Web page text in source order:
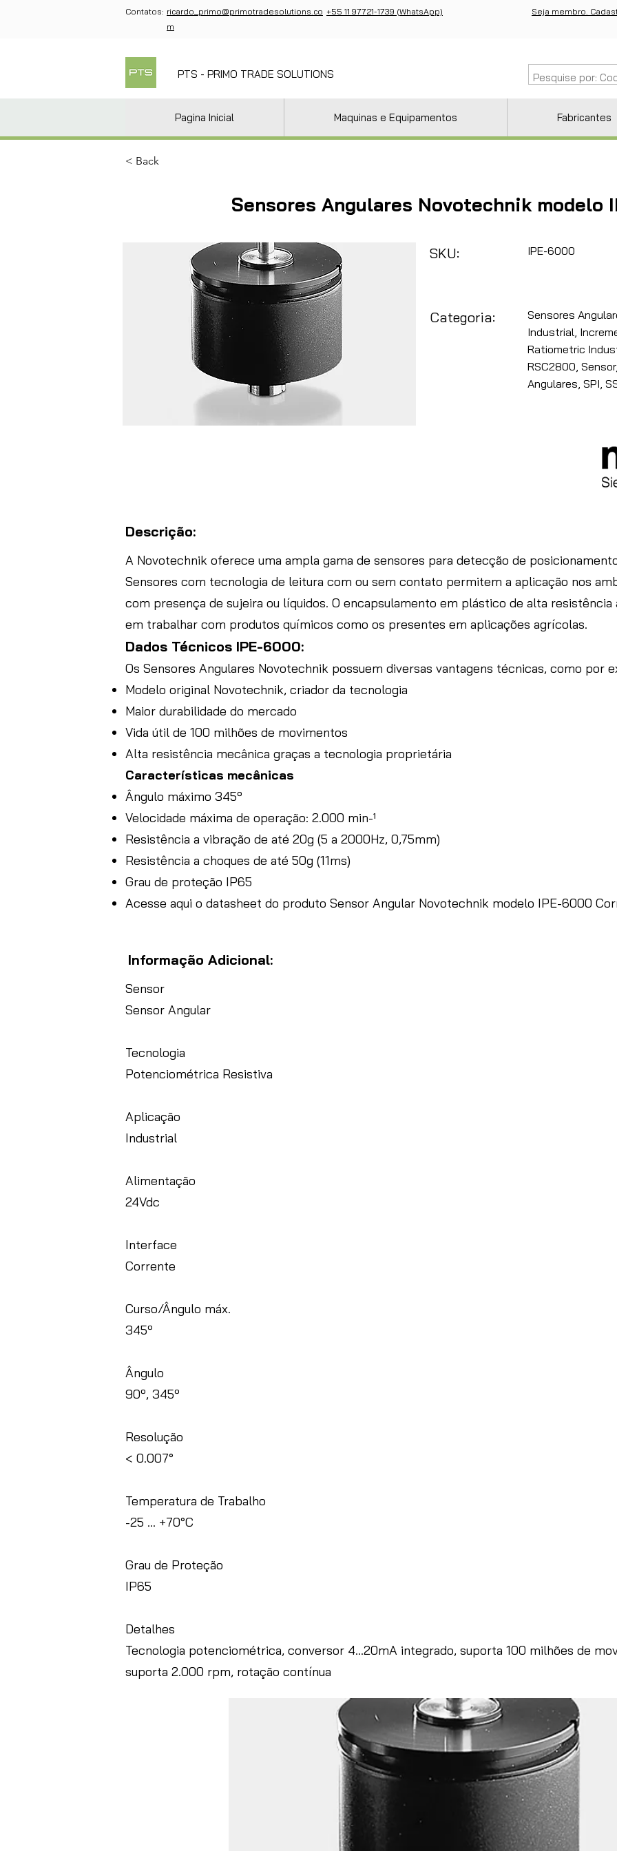
Contatos: ricardo_primo@primotradesolutions.co
m
+55 11 97721-1739 (WhatsApp) Seja membro.
PTS - PRIMO TRADE SOLUTIONS
Pagina Inicial Maquinas e Equipamentos Fabricantes
< Back
Sensores Angulares Novotechnik modelo
SKU:
Categoria:
IPE-6000
Sensores
Industrial,
Ratiometric
RSC2800,
Angulares, SPI,
Descrição:
A Novotechnik oferece uma ampla gama de sensores para detecção de
Sensores com tecnologia de leitura com ou sem contato permitem a aplicação nos
com presença de sujeira ou líquidos. O encapsulamento em plástico de alta
em trabalhar com produtos químicos como os presentes em aplicações agrícolas.
Dados Técnicos IPE-6000:
Os Sensores Angulares Novotechnik possuem diversas vantagens técnicas, como por
Modelo original Novotechnik, criador da tecnologia
Maior durabilidade do mercado
Vida útil de 100 milhões de movimentos
Alta resistência mecânica graças a tecnologia proprietária
Características mecânicas
Ângulo máximo 345º
Velocidade máxima de operação: 2.000 min-¹
Resistência a vibração de até 20g (5 a 2000Hz, 0,75mm)
Resistência a choques de até 50g (11ms)
Grau de proteção IP65
Acesse aqui o datasheet do produto Sensor Angular Novotechnik modelo IPE-6000
Informação Adicional:
Sensor
Sensor Angular
Tecnologia
Potenciométrica Resistiva
Aplicação
Industrial
Alimentação
24Vdc
Interface
Corrente
Curso/Ângulo máx.
345º
Ângulo
90º, 345º
Resolução
< 0.007°
Temperatura de Trabalho
-25 … +70°C
Grau de Proteção
IP65
Detalhes
Tecnologia potenciométrica, conversor 4…20mA integrado, suporta 100 milhões de
suporta 2.000 rpm, rotação contínua